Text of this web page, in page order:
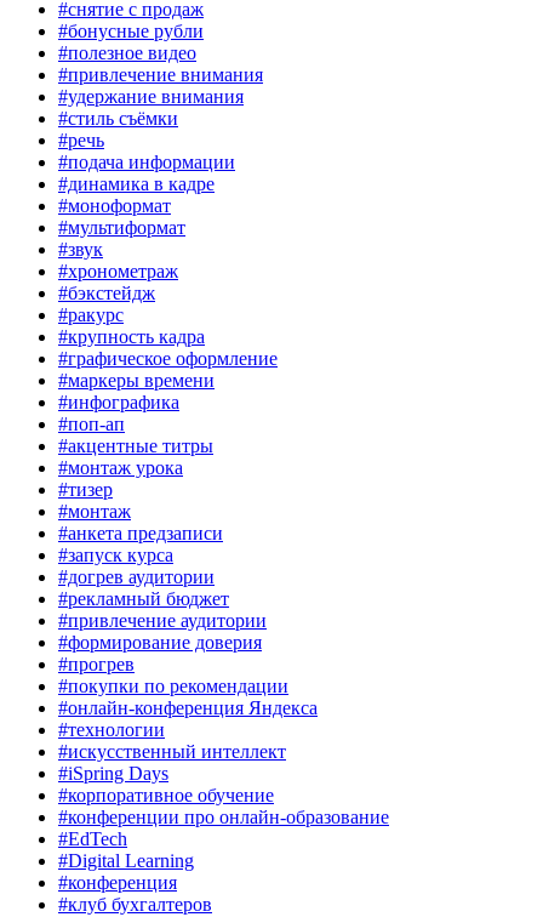
#снятие с продаж
#бонусные рубли
#полезное видео
#привлечение внимания
#удержание внимания
#стиль съёмки
#речь
#подача информации
#динамика в кадре
#моноформат
#мультиформат
#звук
#хронометраж
#бэкстейдж
#ракурс
#крупность кадра
#графическое оформление
#маркеры времени
#инфографика
#поп-ап
#акцентные титры
#монтаж урока
#тизер
#монтаж
#анкета предзаписи
#запуск курса
#догрев аудитории
#рекламный бюджет
#привлечение аудитории
#формирование доверия
#прогрев
#покупки по рекомендации
#онлайн-конференция Яндекса
#технологии
#искусственный интеллект
#iSpring Days
#корпоративное обучение
#конференции про онлайн-образование
#EdTech
#Digital Learning
#конференция
#клуб бухгалтеров